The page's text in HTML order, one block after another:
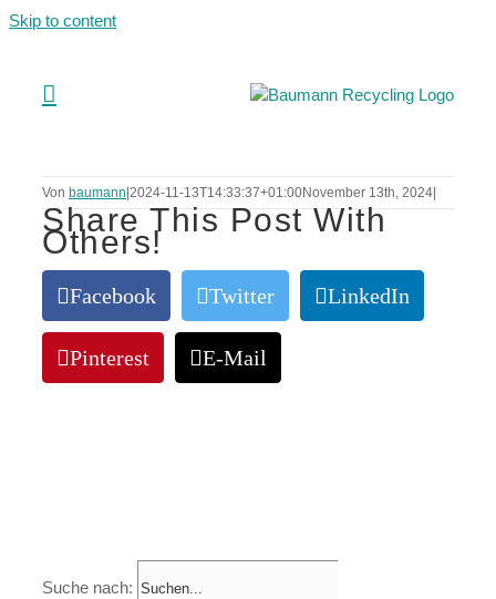
Skip to content
Von baumann 2024-11-13T14:33:37+01:00November 13th, 2024
Share This Post With
Others!
Facebook Twitter LinkedIn
Pinterest E-Mail
Suche nach: